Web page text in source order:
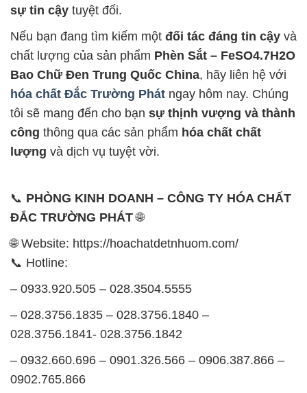
sự tin cậy tuyệt đối.
Nếu bạn đang tìm kiếm một đối tác đáng tin cậy và
chất lượng của sản phẩm Phèn Sắt – FeSO4.7H2O
Bao Chữ Đen Trung Quốc China, hãy liên hệ với
hóa chất Đắc Trường Phát ngay hôm nay. Chúng
tôi sẽ mang đến cho bạn sự thịnh vượng và thành
công thông qua các sản phẩm hóa chất chất
lượng và dịch vụ tuyệt vời.
📞 PHÒNG KINH DOANH – CÔNG TY HÓA CHẤT
ĐẮC TRƯỜNG PHÁT🌐
🌐 Website: https://hoachatdetnhuom.com/
📞 Hotline:
– 0933.920.505 – 028.3504.5555
– 028.3756.1835 – 028.3756.1840 –
028.3756.1841- 028.3756.1842
– 0932.660.696 – 0901.326.566 – 0906.387.866 –
0902.765.866